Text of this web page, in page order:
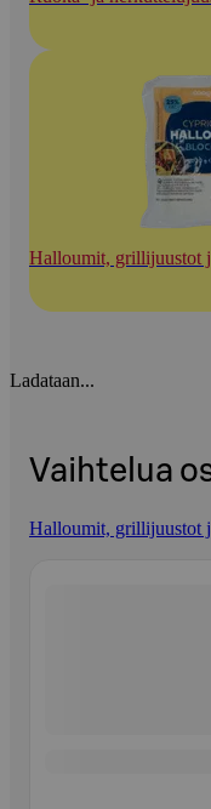
Halloumit, grillijuustot
Ladataan...
Vaihtelua
Halloumit, grillijuustot